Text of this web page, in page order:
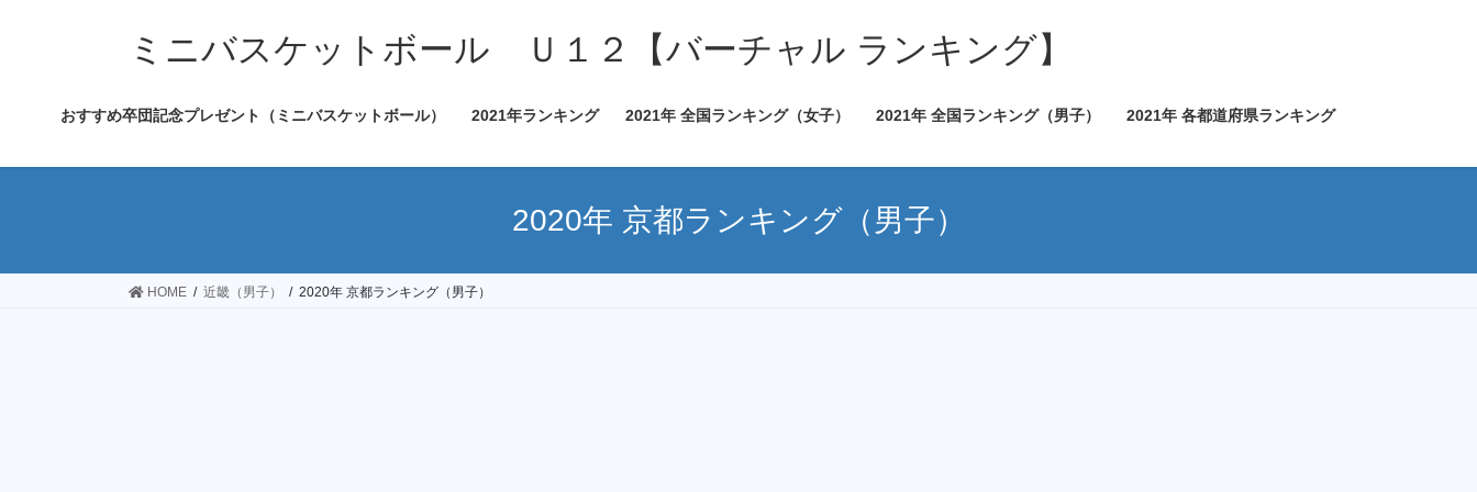
ス
ン
ミニバスケットボール Ｕ１２【バーチャル ランキング】
おすすめ卒団記念プレゼント（ミニバスケットボール） 2021年ランキング 2021年 全国ランキング（女子） 2021年 全国ランキング（男子） 2021年 各都道府県ランキング
2020年 京都ランキング（男子）
HOME 近畿（男子） 2020年 京都ランキング（男子）